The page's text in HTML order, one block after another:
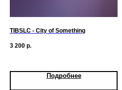
TIBSLC - City of Something
3 200 р.
Подробнее